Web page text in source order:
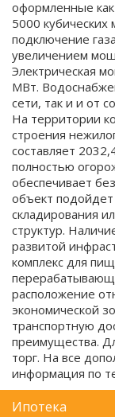
оформленные
5000
подключение
увеличением
Электрическая
МВт.
сети, так и и от
На территории
строения
составляет
полностью
обеспечивает
объект
складирования
структур.
развитой
комплекс для
расположение
экономической
транспортную
преимущества.
торг. На все
информация по
Ипотека